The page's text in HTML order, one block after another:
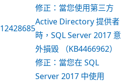
12428685
修正：當您使用第三方
Active Directory 提供者
時，SQL Server 2017 意
外損毀 （KB4466962）
修正：當您在 SQL
Server 2017 中使用